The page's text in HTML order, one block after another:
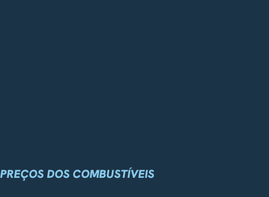
PREÇOS DOS COMBUSTÍVEIS